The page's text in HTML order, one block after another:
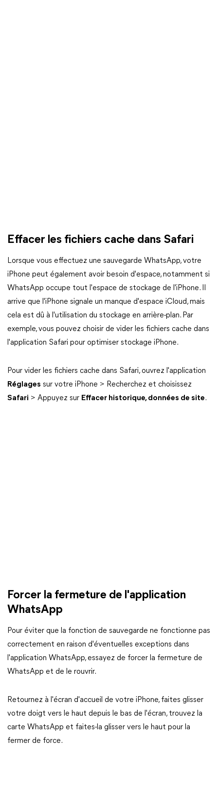
Effacer les fichiers cache dans Safari
Lorsque vous effectuez une sauvegarde WhatsApp, votre
iPhone peut également avoir besoin d'espace, notamment si
WhatsApp occupe tout l'espace de stockage de l'iPhone. Il
arrive que l'iPhone signale un manque d'espace iCloud, mais
cela est dû à l'utilisation du stockage en arrière-plan. Par
exemple, vous pouvez choisir de vider les fichiers cache dans
l'application Safari pour optimiser stockage iPhone.
Pour vider les fichiers cache dans Safari, ouvrez l'application
Réglages sur votre iPhone > Recherchez et choisissez
Safari > Appuyez sur Effacer historique, données de site.
Forcer la fermeture de l'application
WhatsApp
Pour éviter que la fonction de sauvegarde ne fonctionne pas
correctement en raison d'éventuelles exceptions dans
l'application WhatsApp, essayez de forcer la fermeture de
WhatsApp et de le rouvrir.
Retournez à l'écran d'accueil de votre iPhone, faites glisser
votre doigt vers le haut depuis le bas de l'écran, trouvez la
carte WhatsApp et faites-la glisser vers le haut pour la
fermer de force.